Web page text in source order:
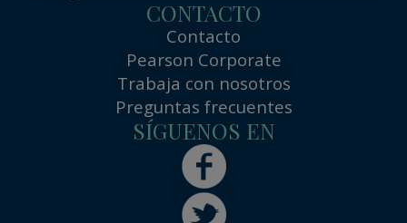
CONTACTO
Contacto
Pearson Corporate
Trabaja con nosotros
Preguntas frecuentes
SÍGUENOS EN